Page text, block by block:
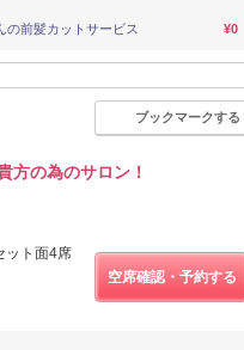
の前髪カットサービス ¥0
ブックマークする
方の為のサロン！
ット面4席
空席確認・予約する